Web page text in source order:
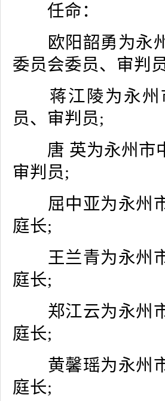
任命：
欧阳韶勇为永州
委员会委员、审判
蒋江陵为永州
员、审判员;
唐 英为永州市中
审判员;
屈中亚为永州市
庭长;
王兰青为永州市
庭长;
郑江云为永州市
庭长;
黄馨瑶为永州市
庭长;